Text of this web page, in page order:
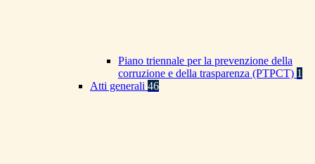
Piano triennale per la prevenzione della
corruzione e della trasparenza (PTPCT) 1
Atti generali 46